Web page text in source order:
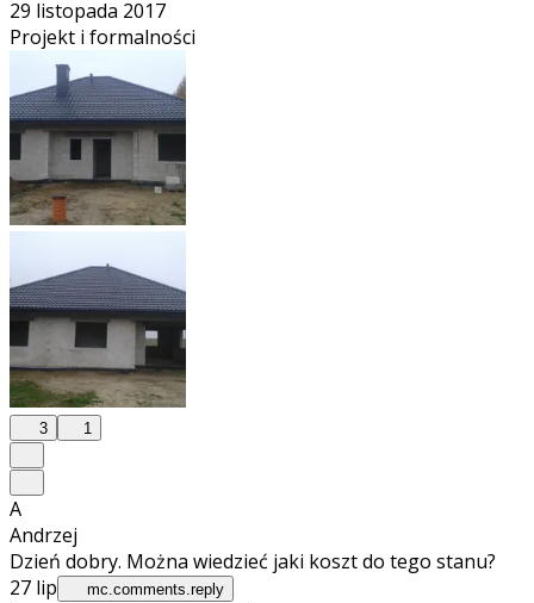
29 listopada 2017
Projekt i formalności
3 1
A
Andrzej
Dzień dobry. Można wiedzieć jaki koszt do tego stanu?
27 lip
mc.comments.reply